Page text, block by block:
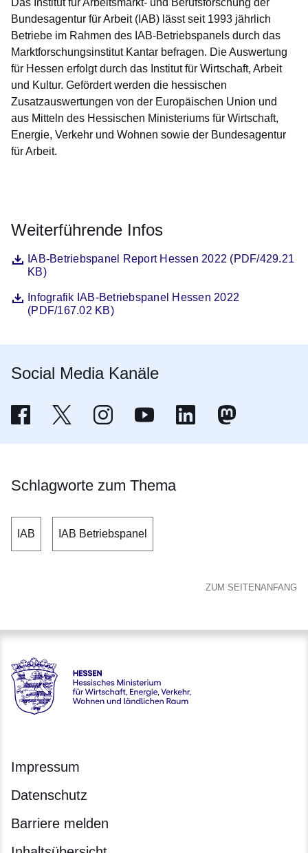
Das Institut für Arbeitsmarkt- und Berufsforschung der
Bundesagentur für Arbeit (IAB) lässt seit 1993 jährlich
Betriebe im Rahmen des IAB-Betriebspanels durch das
Marktforschungsinstitut Kantar befragen. Die Auswertung
für Hessen erfolgt durch das Institut für Wirtschaft, Arbeit
und Kultur. Gefördert werden die hessischen
Zusatzauswertungen von der Europäischen Union und
aus Mitteln des Hessischen Ministeriums für Wirtschaft,
Energie, Verkehr und Wohnen sowie der Bundesagentur
für Arbeit.
Weiterführende Infos
DateiIAB-Betriebspanel Report Hessen 2022 (PDF/429.21
KB)
Öffnet sich in einem neuen Fenster
DateiInfografik IAB-Betriebspanel Hessen 2022
(PDF/167.02 KB)
Öffnet sich in einem neuen Fenster
Social Media Kanäle
Facebook - Wirtschaftsministerium Hessen
Öffnet sich in einem neuen Fenster
X - Wirtschaft Hessen
Öffnet sich in einem neuen Fenster
Wirtschaft Hessen bei Instagram
Öffnet sich in einem neuen Fenster
Youtube - Wirtschaftsministerium
Öffnet sich in einem neuen Fenster
Linkedin -
Öffnet sich in einem
Öffnet sich in
Schlagworte zum Thema
IAB IAB Betriebspanel
ZUM SEITENANFANG
Hessen - Hessisches Ministerium für Wirtschaft, Energie,
Impressum
Datenschutz
Barriere melden